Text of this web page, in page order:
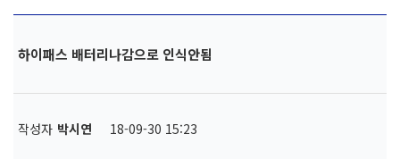
하이패스 배터리나감으로 인식안됨
작성자 박시연 18-09-30 15:23